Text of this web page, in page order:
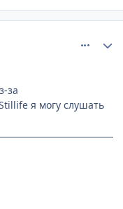
за
я могу слушать